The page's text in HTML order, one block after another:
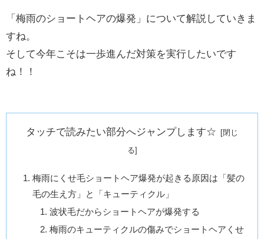
「梅雨のショートヘアの爆発」について解説していきま
すね。
そして今年こそは一歩進んだ対策を実行したいです
ね！！
タッチで読みたい部分へジャンプします☆
梅雨にくせ毛ショートヘア爆発が起きる原因は「髪の
毛の生え方」と「キューティクル」
波状毛だからショートヘアが爆発する
梅雨のキューティクルの傷みでショートヘアくせ